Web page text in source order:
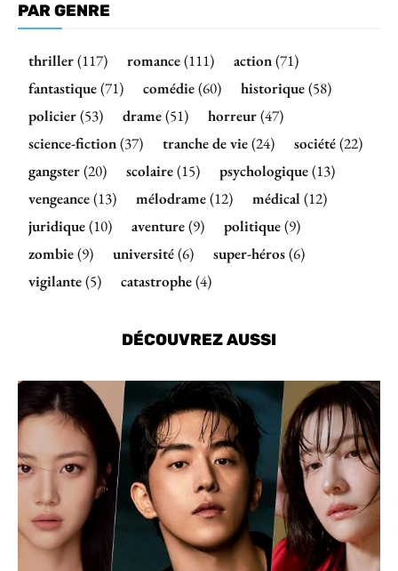
PAR GENRE
thriller(117) romance(111) action(71)
fantastique(71) comédie(60) historique(58)
policier(53) drame(51) horreur(47)
science-fiction(37) tranche de vie(24) société(22)
gangster(20) scolaire(15) psychologique(13)
vengeance(13) mélodrame(12) médical(12)
juridique(10) aventure(9) politique(9)
zombie(9) université(6) super-héros(6)
vigilante(5) catastrophe(4)
DÉCOUVREZ AUSSI